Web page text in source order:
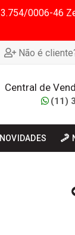
0006-46
Não é
Central de
(11)
NOVIDADES